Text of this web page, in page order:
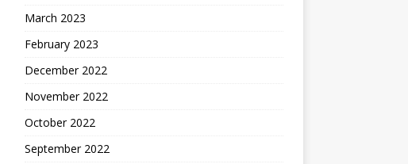
March 2023
February 2023
December 2022
November 2022
October 2022
September 2022